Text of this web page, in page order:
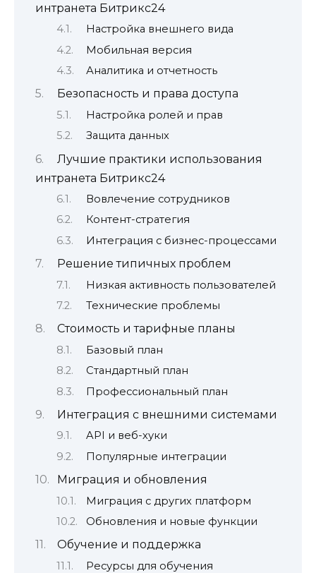
интранета Битрикс24
Настройка внешнего вида
Мобильная версия
Аналитика и отчетность
Безопасность и права доступа
Настройка ролей и прав
Защита данных
Лучшие практики использования
интранета Битрикс24
Вовлечение сотрудников
Контент-стратегия
Интеграция с бизнес-процессами
Решение типичных проблем
Низкая активность пользователей
Технические проблемы
Стоимость и тарифные планы
Базовый план
Стандартный план
Профессиональный план
Интеграция с внешними системами
API и веб-хуки
Популярные интеграции
Миграция и обновления
Миграция с других платформ
Обновления и новые функции
Обучение и поддержка
Ресурсы для обучения